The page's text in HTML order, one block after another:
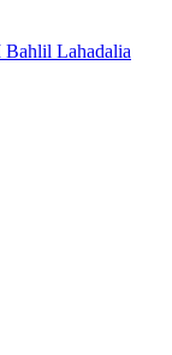
Bahlil Lahadalia